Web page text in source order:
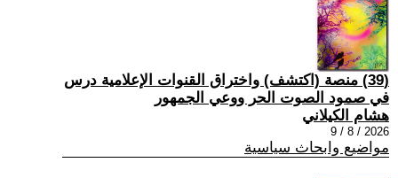
(39) منصة (اكتشف) واختراق القنوات الإعلامية درس
في صمود الصوت الحر ووعي الجمهور
هشام الكيلاني
2026 / 8 / 9
مواضيع وابحاث سياسية